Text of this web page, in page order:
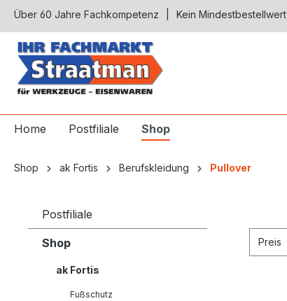
Zur Hauptnavigation springen
Über 60 Jahre Fachkompetenz Kein Mindestbestellwert
Home Postfiliale Shop
Shop ak Fortis Berufskleidung Pullover
Postfiliale
Shop
ak Fortis
Fußschutz
Preis